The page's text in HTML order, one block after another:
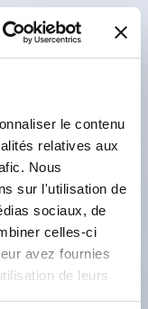
le contenu
relatives aux
Nous
sur l'utilisation de
sociaux, de
celles-ci
avez fournies
de leurs
contacts,
contacts
(*bloc de
de contact à
:
intégrée,
IP20.